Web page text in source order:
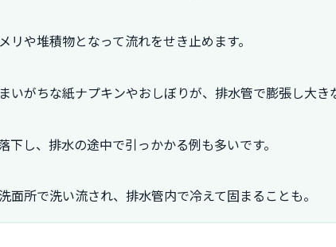
や堆積物となって流れをせき止めます。
いがちな紙ナプキンやおしぼりが、排水管で膨張し大き
し、排水の途中で引っかかる例も多いです。
所で洗い流され、排水管内で冷えて固まることも。